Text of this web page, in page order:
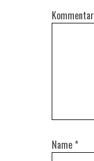
Kommentar
Name *